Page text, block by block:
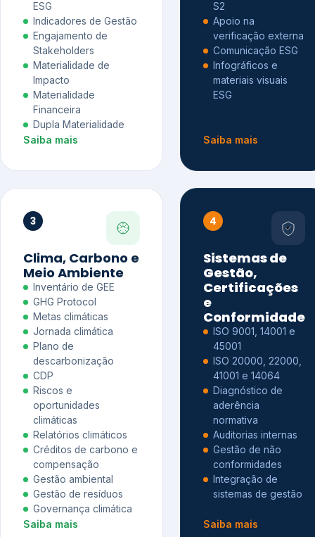
ESG
Indicadores de Gestão
Engajamento de
Stakeholders
Materialidade de
Impacto
Materialidade
Financeira
Dupla Materialidade
Saiba mais
S2
Apoio na
verificação externa
Comunicação ESG
Infográficos e
materiais visuais
ESG
Saiba mais
3
Clima, Carbono e
Meio Ambiente
Inventário de GEE
GHG Protocol
Metas climáticas
Jornada climática
Plano de
descarbonização
CDP
Riscos e
oportunidades
climáticas
Relatórios climáticos
Créditos de carbono e
compensação
Gestão ambiental
Gestão de resíduos
Governança climática
Saiba mais
4
Sistemas de
Gestão,
Certificações
e
Conformidade
ISO 9001, 14001 e
45001
ISO 20000, 22000,
41001 e 14064
Diagnóstico de
aderência
normativa
Auditorias internas
Gestão de não
conformidades
Integração de
sistemas de gestão
Saiba mais